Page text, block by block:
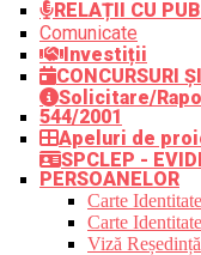
RELAȚII CU
Comunicate
Investiții
CONCURSURI
Solicitare/
544/2001
Apeluri de
SPCLEP -
PERSOANELOR
Carte Identitate
Carte
Viză Reședință